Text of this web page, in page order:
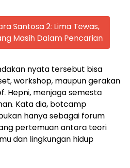
Santosa 2: Lima Tewas,
Masih Dalam Pencarian
nyata tersebut bisa
workshop, maupun gerakan
Hepni, menjaga semesta
Kata dia, botcamp
hanya sebagai forum
pertemuan antara teori
dan lingkungan hidup